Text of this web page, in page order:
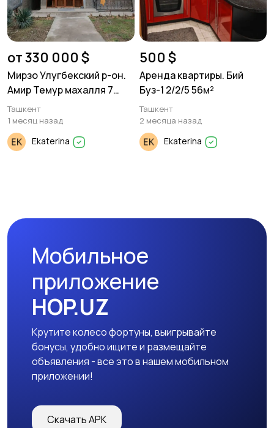
от 330 000 $
Мирзо Улугбекский р-он.
Амир Темур махалля 7
комнат. 2 уровня дом.
Ташкент
1 месяц назад
Ekaterina
500 $
Аренда квартиры. Бий
Буз-1 2/2/5 56м²
Ташкент
2 месяца назад
Ekaterina
Мобильное
приложение
HOP.UZ
Крутите колесо фортуны, выигрывайте
бонусы, удобно ищите и размещайте
объявления - все это в нашем мобильном
приложении!
Скачать APK